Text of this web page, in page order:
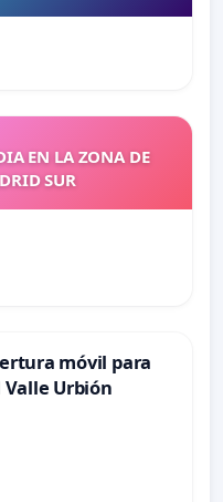
EN LA ZONA DE
SUR
móvil para
Valle Urbión